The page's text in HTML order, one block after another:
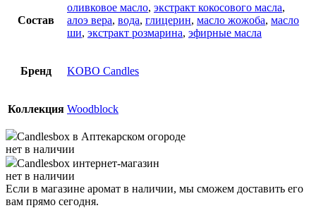
Состав
оливковое масло, экстракт кокосового масла,
алоэ вера, вода, глицерин, масло жожоба, масло
ши, экстракт розмарина, эфирные масла
Бренд KOBO Candles
Коллекция Woodblock
Candlesbox в Аптекарском огороде
нет в наличии
Candlesbox интернет-магазин
нет в наличии
Если в магазине аромат в наличии, мы сможем доставить его
вам прямо сегодня.